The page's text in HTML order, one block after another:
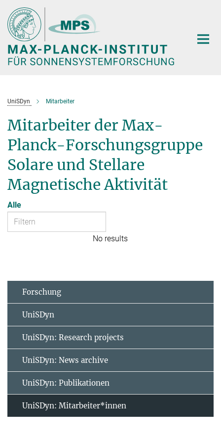
Hauptinhalt
UniSDyn Mitarbeiter
Mitarbeiter der Max-
Planck-Forschungsgruppe
Solare und Stellare
Magnetische Aktivität
Alle
No results
Forschung
UniSDyn
UniSDyn: Research projects
UniSDyn: News archive
UniSDyn: Publikationen
UniSDyn: Mitarbeiter*innen